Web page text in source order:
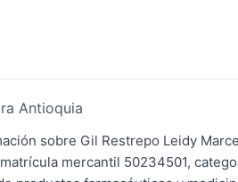
Antioquia
sobre Gil Restrepo Leidy
mercantil 50234501,